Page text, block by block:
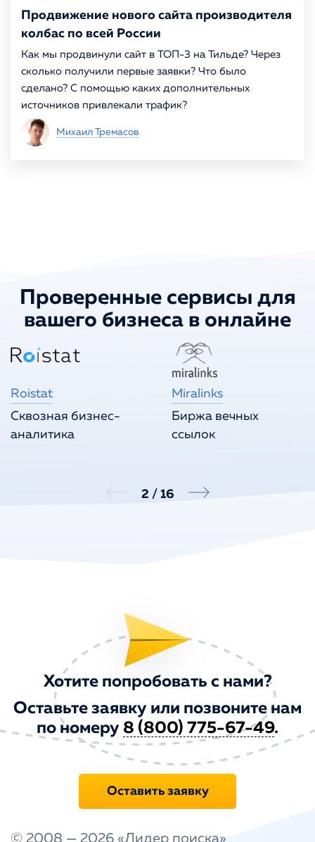
Продвижение нового сайта производителя
колбас по всей России
Как мы продвинули сайт в ТОП-3 на Тильде? Через
сколько получили первые заявки? Что было
сделано? С помощью каких дополнительных
источников привлекали трафик?
Михаил Тремасов
Проверенные сервисы для
вашего бизнеса в онлайне
Roistat
Сквозная бизнес-
аналитика
Miralinks
Биржа вечных
ссылок
2 / 16
Хотите попробовать с нами?
Оставьте заявку или позвоните нам
по номеру 8 (800) 775-67-49.
Оставить заявку
© 2008 — 2026 «Лидер поиска»